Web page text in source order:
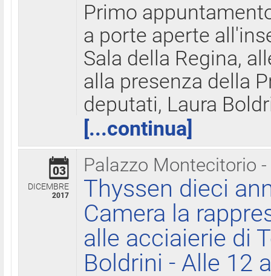
Primo
a porte aperte
Sala della Regina,
alla presenza della
deputati, Laura
[...continua]
Palazzo Montecitorio
03
DICEMBRE
2017
Thyssen dieci
Camera la
alle acciaierie di
Boldrini - Alle 12